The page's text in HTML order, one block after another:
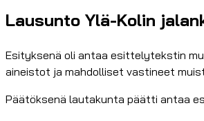
Lausunto Ylä-Kolin
Esityksenä oli antaa esittelytekstin
aineistot ja mahdolliset vastineet
Päätöksenä lautakunta päätti antaa